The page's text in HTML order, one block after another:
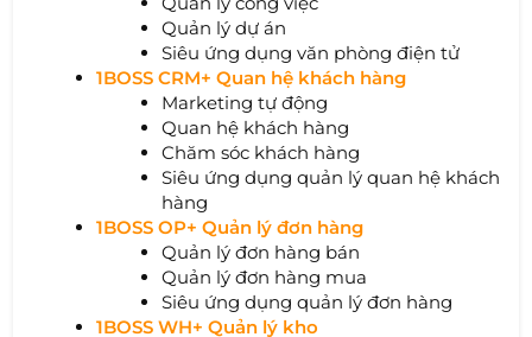
Quản lý dự án
Siêu ứng dụng văn phòng điện tử
1BOSS CRM+ Quan hệ khách hàng
Marketing tự động
Quan hệ khách hàng
Chăm sóc khách hàng
Siêu ứng dụng quản lý quan hệ khách
hàng
1BOSS OP+ Quản lý đơn hàng
Quản lý đơn hàng bán
Quản lý đơn hàng mua
Siêu ứng dụng quản lý đơn hàng
1BOSS WH+ Quản lý kho